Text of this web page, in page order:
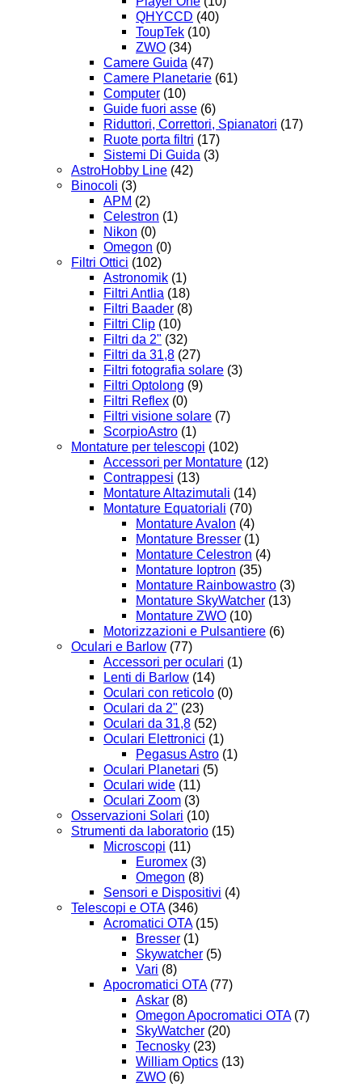
QHYCCD (40)
ToupTek (10)
ZWO (34)
Camere Guida (47)
Camere Planetarie (61)
Computer (10)
Guide fuori asse (6)
Riduttori, Correttori, Spianatori (17)
Ruote porta filtri (17)
Sistemi Di Guida (3)
AstroHobby Line (42)
Binocoli (3)
APM (2)
Celestron (1)
Nikon (0)
Omegon (0)
Filtri Ottici (102)
Astronomik (1)
Filtri Antlia (18)
Filtri Baader (8)
Filtri Clip (10)
Filtri da 2" (32)
Filtri da 31,8 (27)
Filtri fotografia solare (3)
Filtri Optolong (9)
Filtri Reflex (0)
Filtri visione solare (7)
ScorpioAstro (1)
Montature per telescopi (102)
Accessori per Montature (12)
Contrappesi (13)
Montature Altazimutali (14)
Montature Equatoriali (70)
Montature Avalon (4)
Montature Bresser (1)
Montature Celestron (4)
Montature Ioptron (35)
Montature Rainbowastro (3)
Montature SkyWatcher (13)
Montature ZWO (10)
Motorizzazioni e Pulsantiere (6)
Oculari e Barlow (77)
Accessori per oculari (1)
Lenti di Barlow (14)
Oculari con reticolo (0)
Oculari da 2" (23)
Oculari da 31,8 (52)
Oculari Elettronici (1)
Pegasus Astro (1)
Oculari Planetari (5)
Oculari wide (11)
Oculari Zoom (3)
Osservazioni Solari (10)
Strumenti da laboratorio (15)
Microscopi (11)
Euromex (3)
Omegon (8)
Sensori e Dispositivi (4)
Telescopi e OTA (346)
Acromatici OTA (15)
Bresser (1)
Skywatcher (5)
Vari (8)
Apocromatici OTA (77)
Askar (8)
Omegon Apocromatici OTA (7)
SkyWatcher (20)
Tecnosky (23)
William Optics (13)
ZWO (6)